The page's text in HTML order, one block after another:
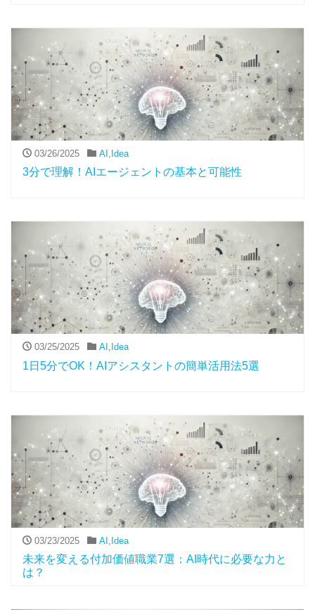
03/26/2025 AI Idea
3分で理解！AIエージェントの基本と可能性
03/25/2025 AI , Idea
1日5分でOK！AIアシスタントの簡単活用法5選
03/23/2025 AI , Idea
未来を変える付加価値職業7選：AI時代に必要な力と
は？